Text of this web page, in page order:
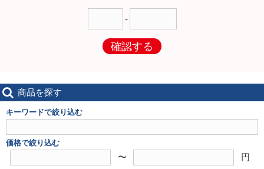
-
確認する
商品を探す
キーワードで絞り込む
価格で絞り込む
〜 円